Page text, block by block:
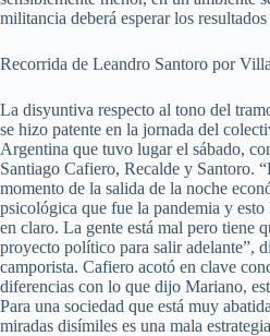
militancia deberá esperar los
Recorrida de Leandro Santoro por
La disyuntiva respecto al tono del
se hizo patente en la jornada del
Argentina que tuvo lugar el sábado,
Santiago Cafiero, Recalde y Santoro.
momento de la salida de la noche
psicológica que fue la pandemia y esto
en claro. La gente está mal pero tiene
proyecto político para salir adelante”,
camporista. Cafiero acotó en clave
diferencias con lo que dijo Mariano,
Para una sociedad que está muy
miradas disímiles es una mala